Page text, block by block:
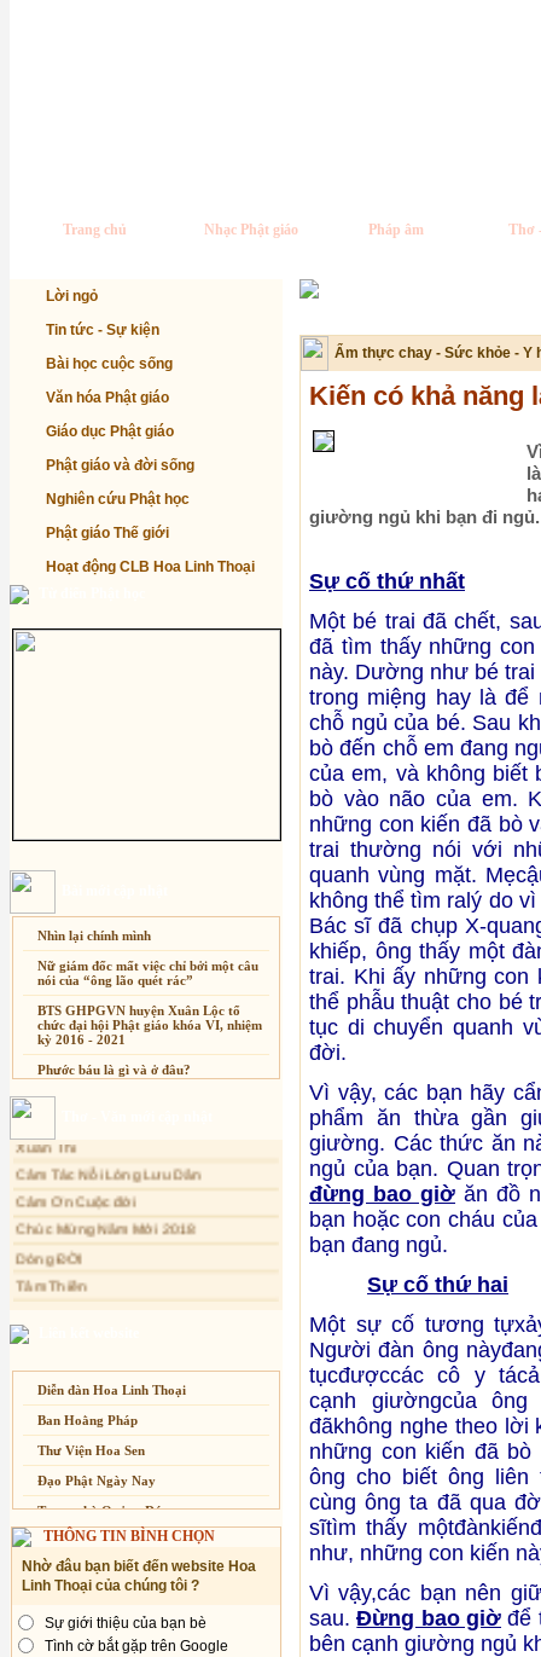
Trang chủ Nhạc Phật giáo Pháp âm Thơ
Lời ngỏ
Tin tức - Sự kiện
Bài học cuộc sống
Văn hóa Phật giáo
Giáo dục Phật giáo
Phật giáo và đời sống
Nghiên cứu Phật học
Phật giáo Thế giới
Hoạt động CLB Hoa Linh Thoại
Nhìn lại chính mình
Nữ giám đốc mất việc chỉ bởi một câu
nói của “ông lão quét rác”
BTS GHPGVN huyện Xuân Lộc tổ
chức đại hội Phật giáo khóa VI, nhiệm
kỳ 2016 - 2021
Phước báu là gì và ở đâu?
Sự thương-ghét của con người
Nỗi lòng của các bệnh nhân nghèo
An Giang: Tịnh thất Quy Nguyên
phát quà từ thiện tại xã Cư Yang
Tịnh xá Ngọc Đăng khai giảng Thiền
dành cho Người bận rộn
Xuân Thi
Cảm Tác Nỗi Lòng Lưu Dân
Cảm Ơn Cuộc đời
Chúc Mừng Năm Mới 2018
Dòng ĐỜI
Tâm Thiền
Kính mừng Phật Đản
Kiếp này
Diễn đàn Hoa Linh Thoại
Ban Hoằng Pháp
Thư Viện Hoa Sen
Đạo Phật Ngày Nay
Trang nhà Quảng Đức
Báo Giác Ngộ
Vesak 2014
THÔNG TIN BÌNH CHỌN
Nhờ đâu bạn biết đến website Hoa
Linh Thoại của chúng tôi ?
Sự giới thiệu của bạn bè
Tình cờ bắt gặp trên Google
Ẩm thực chay - Sức khỏe - Y
Kiến có khả năng
giường ngủ khi bạn đi ngủ.
Sự cố thứ nhất
Một bé trai đã chết,
đã tìm thấy những
này. Dường như bé
trong miệng hay là
chỗ ngủ của bé. Sau
bò đến chỗ em đang
của em, và không biết
bò vào não của em.
những con kiến đã bò
trai thường nói với
quanh vùng mặt.
không thể tìm ralý do
Bác sĩ đã chụp X-
khiếp, ông thấy một
trai. Khi ấy những con
thể phẫu thuật cho bé
tục di chuyển quanh
đời.
Vì vậy, các bạn hãy
phẩm ăn thừa gần
giường. Các thức ăn
ngủ của bạn. Quan
đừng bao giờ ăn đồ
bạn hoặc con cháu
bạn đang ngủ.
Sự cố thứ hai
Một sự cố tương
Người đàn ông
tụcđượccác cô y
cạnh giườngcủa
đãkhông nghe theo lời
những con kiến đã
ông cho biết ông liên
cùng ông ta đã qua
sĩtìm thấy
như, những con kiến
Vì vậy,các bạn nên
sau.Đừng bao giờ để
bên cạnh giường ngủ